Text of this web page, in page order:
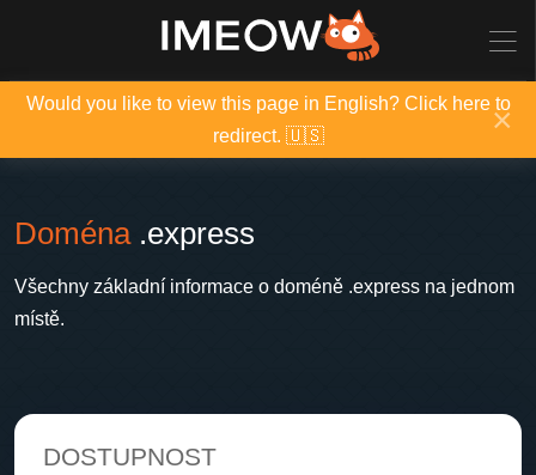
Would you like to view this page in English? Click here to
redirect. 🇺🇸
×
Doména.express
Všechny základní informace o doméně .express na jednom
místě.
DOSTUPNOST